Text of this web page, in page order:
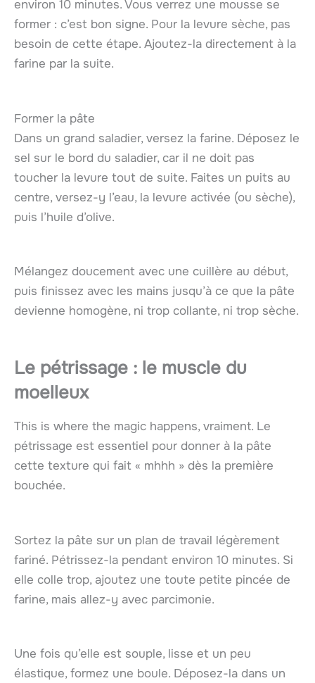
environ 10 minutes. Vous verrez une mousse se
former : c’est bon signe. Pour la levure sèche, pas
besoin de cette étape. Ajoutez-la directement à la
farine par la suite.
Former la pâte
Dans un grand saladier, versez la farine. Déposez le
sel sur le bord du saladier, car il ne doit pas
toucher la levure tout de suite. Faites un puits au
centre, versez-y l’eau, la levure activée (ou sèche),
puis l’huile d’olive.
Mélangez doucement avec une cuillère au début,
puis finissez avec les mains jusqu’à ce que la pâte
devienne homogène, ni trop collante, ni trop sèche.
Le pétrissage : le muscle du
moelleux
This is where the magic happens, vraiment. Le
pétrissage est essentiel pour donner à la pâte
cette texture qui fait « mhhh » dès la première
bouchée.
Sortez la pâte sur un plan de travail légèrement
fariné. Pétrissez-la pendant environ 10 minutes. Si
elle colle trop, ajoutez une toute petite pincée de
farine, mais allez-y avec parcimonie.
Une fois qu’elle est souple, lisse et un peu
élastique, formez une boule. Déposez-la dans un